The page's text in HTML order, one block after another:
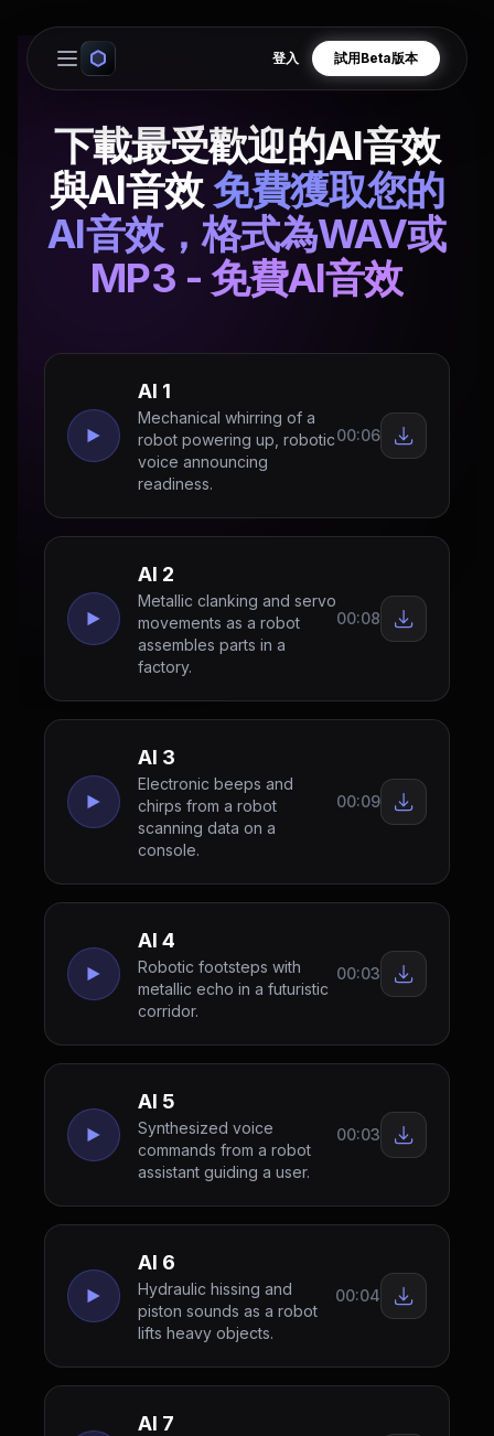
Open main menu
登入 試用Beta版本
下載最受歡迎的AI音效
與AI音效免費獲取您的
AI音效，格式為WAV或
MP3 - 免費AI音效
AI 1
Mechanical whirring of a
robot powering up, robotic
voice announcing
readiness.
00:06
AI 2
Metallic clanking and servo
movements as a robot
assembles parts in a
factory.
00:08
AI 3
Electronic beeps and
chirps from a robot
scanning data on a
console.
00:09
AI 4
Robotic footsteps with
metallic echo in a futuristic
corridor.
00:03
AI 5
Synthesized voice
commands from a robot
assistant guiding a user.
00:03
AI 6
Hydraulic hissing and
piston sounds as a robot
lifts heavy objects.
00:04
AI 7